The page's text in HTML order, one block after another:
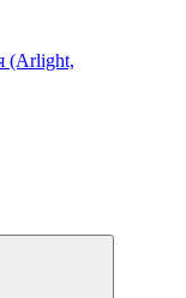
(Arlight,